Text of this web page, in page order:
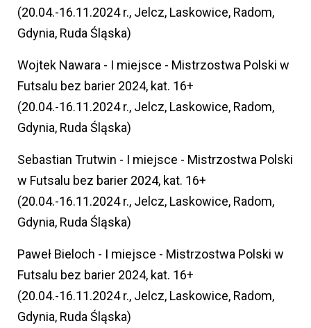
(20.04.-16.11.2024 r., Jelcz, Laskowice, Radom,
Gdynia, Ruda Śląska)
Wojtek Nawara - I miejsce - Mistrzostwa Polski w
Futsalu bez barier 2024, kat. 16+
(20.04.-16.11.2024 r., Jelcz, Laskowice, Radom,
Gdynia, Ruda Śląska)
Sebastian Trutwin - I miejsce - Mistrzostwa Polski
w Futsalu bez barier 2024, kat. 16+
(20.04.-16.11.2024 r., Jelcz, Laskowice, Radom,
Gdynia, Ruda Śląska)
Paweł Bieloch - I miejsce - Mistrzostwa Polski w
Futsalu bez barier 2024, kat. 16+
(20.04.-16.11.2024 r., Jelcz, Laskowice, Radom,
Gdynia, Ruda Śląska)